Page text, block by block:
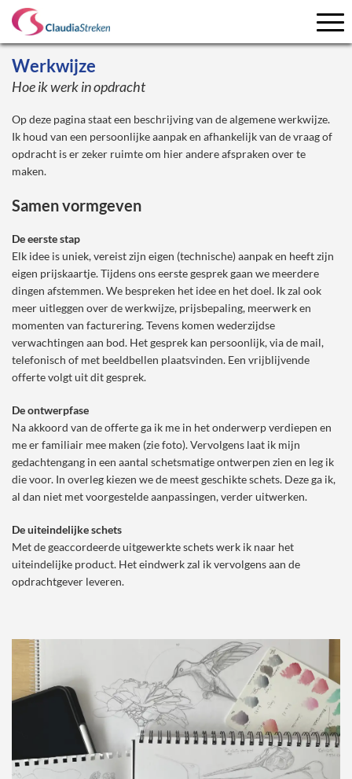
Werkwijze
Hoe ik werk in opdracht
Op deze pagina staat een beschrijving van de algemene werkwijze.
Ik houd van een persoonlijke aanpak en afhankelijk van de vraag of
opdracht is er zeker ruimte om hier andere afspraken over te
maken.
Samen vormgeven
De eerste stap
Elk idee is uniek, vereist zijn eigen (technische) aanpak en heeft zijn
eigen prijskaartje. Tijdens ons eerste gesprek gaan we meerdere
dingen afstemmen. We bespreken het idee en het doel. Ik zal ook
meer uitleggen over de werkwijze, prijsbepaling, meerwerk en
momenten van facturering. Tevens komen wederzijdse
verwachtingen aan bod. Het gesprek kan persoonlijk, via de mail,
telefonisch of met beeldbellen plaatsvinden. Een vrijblijvende
offerte volgt uit dit gesprek.
De ontwerpfase
Na akkoord van de offerte ga ik me in het onderwerp verdiepen en
me er familiair mee maken (zie foto). Vervolgens laat ik mijn
gedachtengang in een aantal schetsmatige ontwerpen zien en leg ik
die voor. In overleg kiezen we de meest geschikte schets. Deze ga ik,
al dan niet met voorgestelde aanpassingen, verder uitwerken.
De uiteindelijke schets
Met de geaccordeerde uitgewerkte schets werk ik naar het
uiteindelijke product. Het eindwerk zal ik vervolgens aan de
opdrachtgever leveren.